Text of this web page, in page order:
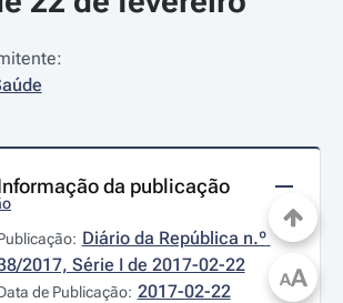
da publicação
Diário da República n.º
2017, Série I de 2017-02-22
de Publicação: 2017-02-22
AA